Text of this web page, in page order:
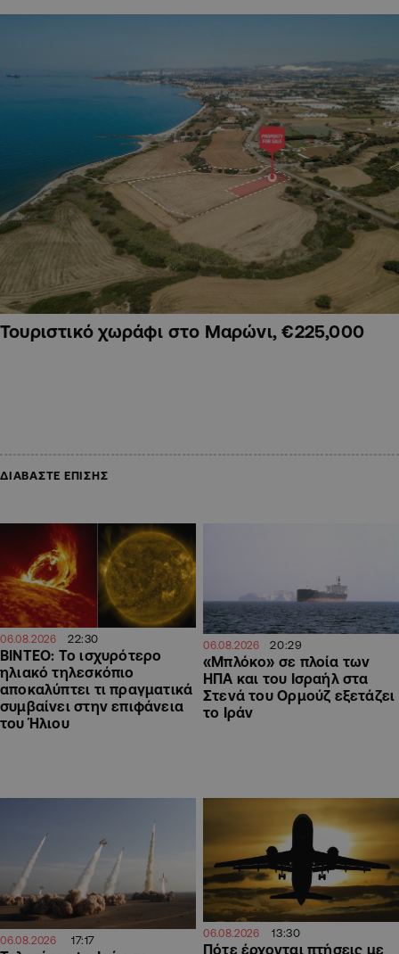
Τουριστικό χωράφι στο Μαρώνι, €225,000
ΔΙΑΒΑΣΤΕ ΕΠΙΣΗΣ
06.08.2026 22:30
ΒΙΝΤΕΟ: Το ισχυρότερο
ηλιακό τηλεσκόπιο
αποκαλύπτει τι πραγματικά
συμβαίνει στην επιφάνεια
του Ήλιου
06.08.2026 20:29
«Μπλόκο» σε πλοία των
ΗΠΑ και του Ισραήλ στα
Στενά του Ορμούζ εξετάζει
το Ιράν
06.08.2026 17:17
06.08.2026 13:30
Πότε έρχονται πτήσεις με